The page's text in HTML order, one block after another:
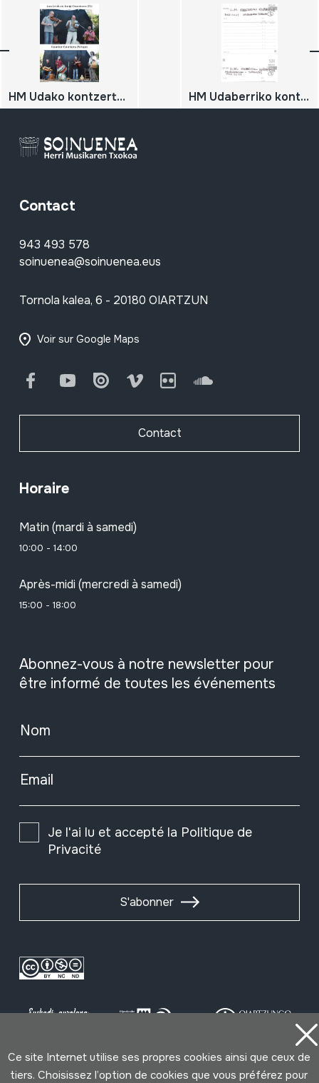
HM Udako kontzertua; 2005-07-02; Oiartzun; Herri Musikaren Txokoa; Juan Arriola; Juanjo Otxandorena; Otazu Sagardotegiko irudiak; Galandum Galundaina; (Portugal); DIGITALA HM Udaberriko kontzertua; 2002-06-01; Oiartzun; Herri Musikaren Txokoa; Arozenatarrak; Orquestina TURRUNTÉS
Contact
943 493 578
soinuenea@soinuenea.eus
Tornola kalea, 6 - 20180 OIARTZUN
Voir sur Google Maps
FacebookYoutube Issuu Vimeo Flickr SoundCloud
Contact
Horaire
Matin (mardi à samedi)
10:00 - 14:00
Après-midi (mercredi à samedi)
15:00 - 18:00
Abonnez-vous à notre newsletter pour
être informé de toutes les événements
Nom
Email
Je l'ai lu et accepté la Politique de
Privacité
S'abonner
Ce site Internet utilise ses propres cookies ainsi que ceux de
tiers. Choisissez l’option de cookies que vous préférez pour